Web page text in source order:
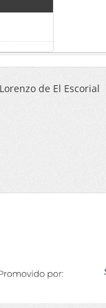
de El Escorial